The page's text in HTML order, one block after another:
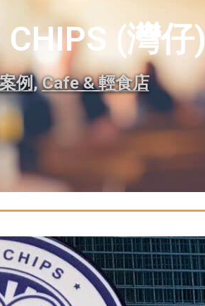
CHIPS (灣仔)
例,Cafe & 輕食店